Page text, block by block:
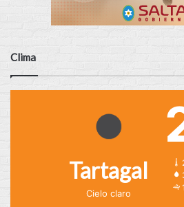
Clima
Tartagal
Cielo claro